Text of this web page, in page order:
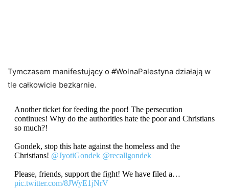
Tymczasem manifestujący o #WolnaPalestyna działają w
tle całkowicie bezkarnie.
Another ticket for feeding the poor! The persecution
continues! Why do the authorities hate the poor and Christians
so much?!
Gondek, stop this hate against the homeless and the
Christians! @JyotiGondek @recallgondek
Please, friends, support the fight! We have filed a…
pic.twitter.com/8JWyE1jNrV